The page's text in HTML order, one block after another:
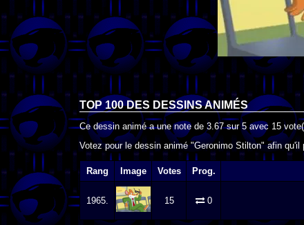
TOP 100 DES DESSINS ANIMÉS
Ce dessin animé a une note de 3.67sur5 avec 15
Votez pour le dessin animé "Geronimo Stilton" afin qu'il
Rang Image Votes Prog.
1965. 15 0